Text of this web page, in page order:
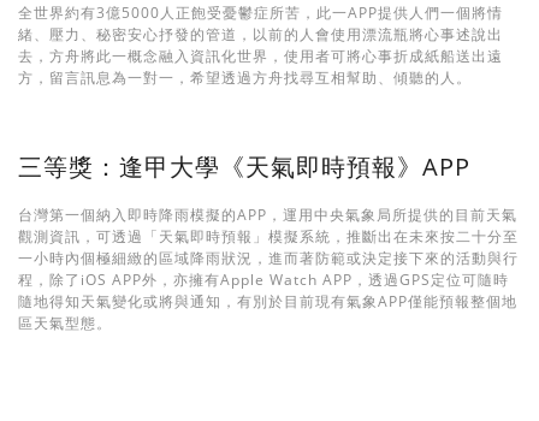
全世界約有3億5000人正飽受憂鬱症所苦，此一APP提供人們一個將情
緒、壓力、秘密安心抒發的管道，以前的人會使用漂流瓶將心事述說出
去，方舟將此一概念融入資訊化世界，使用者可將心事折成紙船送出遠
方，留言訊息為一對一，希望透過方舟找尋互相幫助、傾聽的人。
三等獎：逢甲大學《天氣即時預報》APP
台灣第一個納入即時降雨模擬的APP，運用中央氣象局所提供的目前天氣
觀測資訊，可透過「天氣即時預報」模擬系統，推斷出在未來按二十分至
一小時內個極細緻的區域降雨狀況，進而著防範或決定接下來的活動與行
程，除了iOS APP外，亦擁有Apple Watch APP，透過GPS定位可隨時
隨地得知天氣變化或將與通知，有別於目前現有氣象APP僅能預報整個地
區天氣型態。